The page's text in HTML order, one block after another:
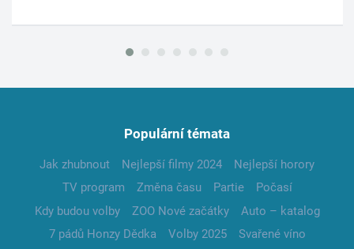
Populární témata
Jak zhubnout Nejlepší filmy 2024
Nejlepší horory
TV program
Změna času Partie
Počasí
Kdy budou volby
ZOO Nové začátky
Auto – katalog
7 pádů Honzy Dědka
Volby 2025
Svařené víno